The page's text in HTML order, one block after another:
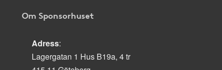
Om Sponsorhuset
Adress:
Lagergatan 1 Hus B19a, 4 tr